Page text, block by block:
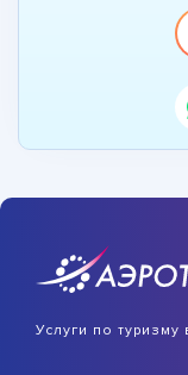
Услуги по